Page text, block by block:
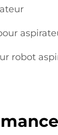
robot